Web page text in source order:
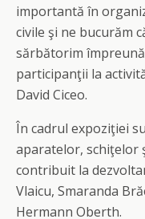
importantă în
civile şi ne bucurăm
sărbătorim
participanţii la
David Ciceo.
În cadrul expoziţiei
aparatelor, schiţelor
contribuit la
Vlaicu, Smaranda
Hermann Oberth.